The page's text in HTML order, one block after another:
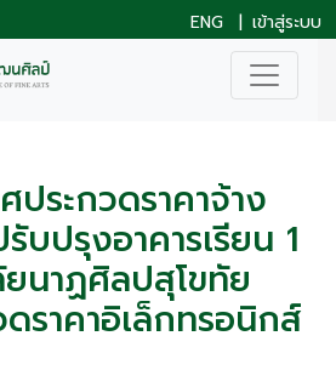
ENG | เข้าสู่ระบบ
ประกวดราคาจ้าง
บปรุงอาคารเรียน 1
นาฏศิลปสุโขทัย
ราคาอิเล็กทรอนิกส์